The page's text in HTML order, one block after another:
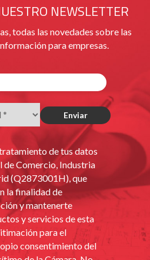
NEWSLETTER
todas las novedades sobre las
para empresas.
de tus datos
de Comercio, Industria
(Q2873001H), que
la finalidad de
y mantenerte
y servicios de esta
para el
consentimiento del